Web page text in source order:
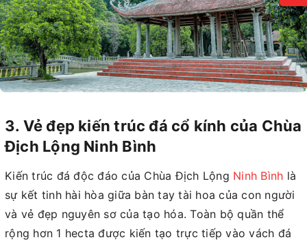
3. Vẻ đẹp kiến trúc đá cổ kính của Chùa
Địch Lộng Ninh Bình
Kiến trúc đá độc đáo của Chùa Địch Lộng Ninh Bình là
sự kết tinh hài hòa giữa bàn tay tài hoa của con người
và vẻ đẹp nguyên sơ của tạo hóa. Toàn bộ quần thể
rộng hơn 1 hecta được kiến tạo trực tiếp vào vách đá